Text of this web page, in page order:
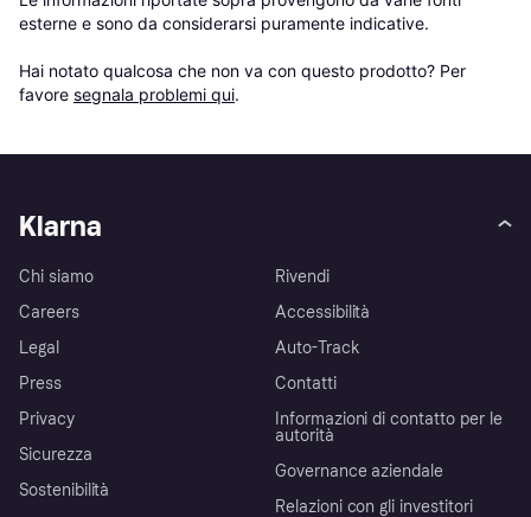
esterne e sono da considerarsi puramente indicative.
Hai notato qualcosa che non va con questo prodotto? Per
favore segnala problemi qui.
Klarna
Chi siamo
Careers
Legal
Press
Privacy
Sicurezza
Sostenibilità
Rivendi
Accessibilità
Auto-Track
Contatti
Informazioni di contatto per le
autorità
Governance aziendale
Relazioni con gli investitori